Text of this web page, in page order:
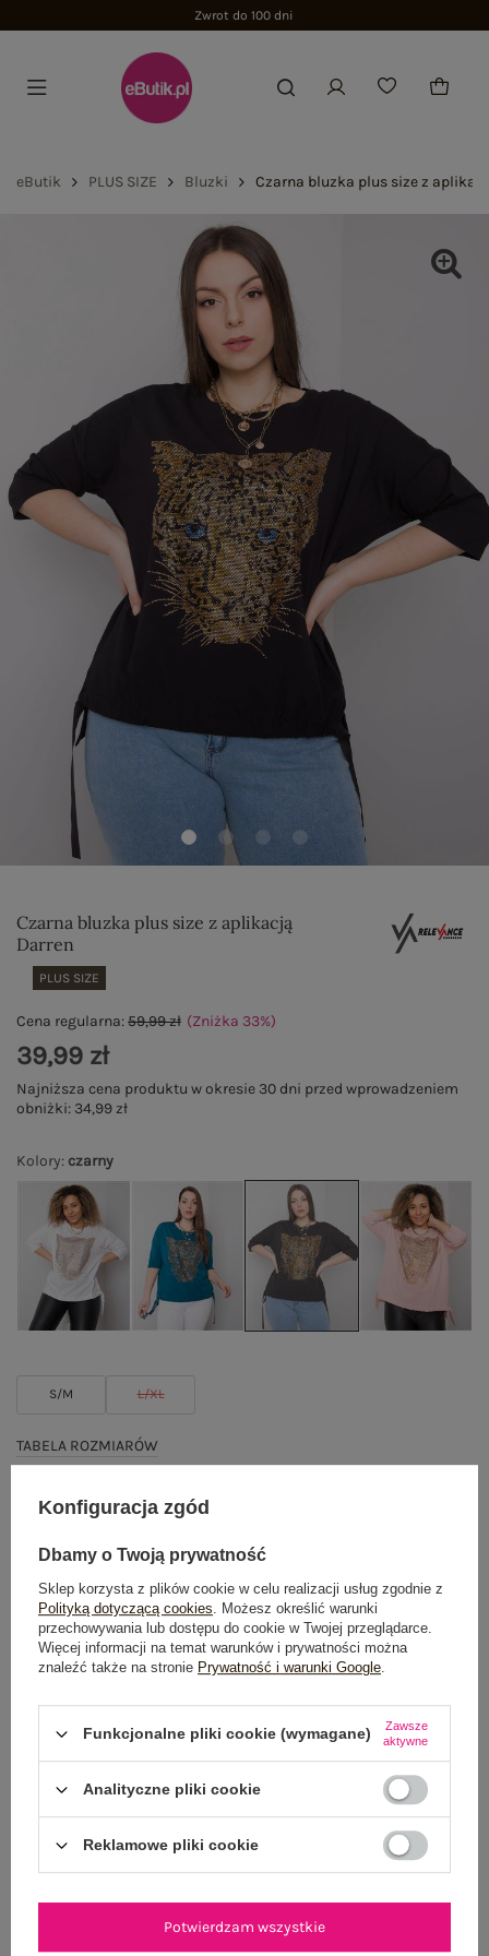
Zwrot do 100 dni
eButik PLUS SIZE Bluzki Czarna bluzka plus size z
Czarna bluzka plus size z aplikacją
Darren
PLUS SIZE
Kolory: czarny
S/M L/XL
TABELA ROZMIARÓW
Cena regularna:59,99 zł (Zniżka 33%)
39,99 zł
Najniższa cena produktu w okresie 30 dni przed wprowadzeniem
obniżki: 34,99 zł
DODAJ DO KOSZYKA
Możesz kupić także poprzez:
Dostawaod 7,99 zł
Do darmowej dostawy brakuje 200,00 zł
Wysyłka w poniedziałek
100 dni na zwrot
Konfiguracja zgód
Dbamy o Twoją prywatność
Sklep korzysta z plików cookie w celu realizacji usług zgodnie z
Polityką dotyczącą cookies. Możesz określić warunki
przechowywania lub dostępu do cookie w Twojej przeglądarce.
Więcej informacji na temat warunków i prywatności można
znaleźć także na stronie Prywatność i warunki Google.
Funkcjonalne pliki cookie (wymagane)
Zawsze
aktywne
Analityczne pliki cookie
Reklamowe pliki cookie
Potwierdzam wszystkie